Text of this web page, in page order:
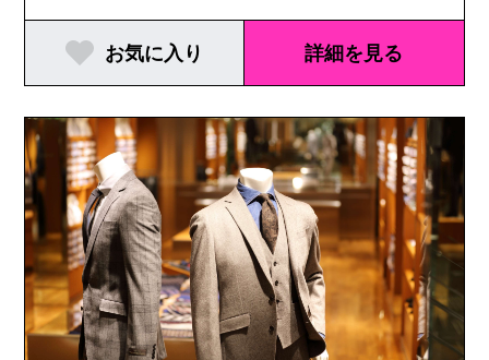
お気に入り 詳細を見る